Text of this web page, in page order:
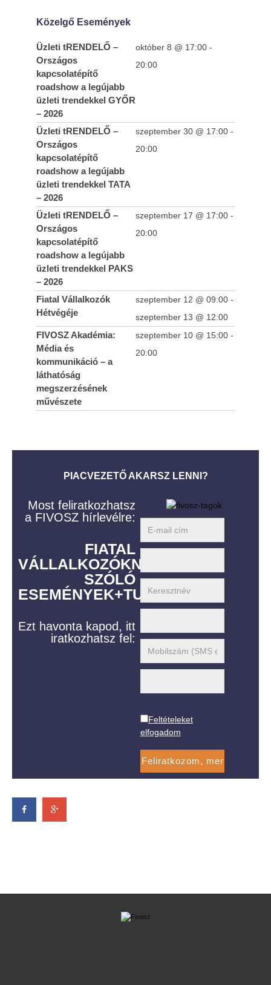
Közelgő Események
Üzleti tRENDELŐ –
Országos
kapcsolatépítő
roadshow a legújabb
üzleti trendekkel GYŐR
– 2026
október 8 @ 17:00 -
20:00
Üzleti tRENDELŐ –
Országos
kapcsolatépítő
roadshow a legújabb
üzleti trendekkel TATA
– 2026
szeptember 30 @ 17:00 -
20:00
Üzleti tRENDELŐ –
Országos
kapcsolatépítő
roadshow a legújabb
üzleti trendekkel PAKS
– 2026
szeptember 17 @ 17:00 -
20:00
Fiatal Vállalkozók
Hétvégéje
szeptember 12 @ 09:00 -
szeptember 13 @ 12:00
FIVOSZ Akadémia:
Média és
kommunikáció – a
láthatóság
megszerzésének
művészete
szeptember 10 @ 15:00 -
20:00
PIACVEZETŐ AKARSZ LENNI?
Most feliratkozhatsz
a FIVOSZ hírlevélre:
FIATAL
VÁLLALKOZÓKNAK
SZÓLÓ
ESEMÉNYEK+TUDÁS
Ezt havonta kapod, itt
iratkozhatsz fel:
Feltételeket
elfogadom